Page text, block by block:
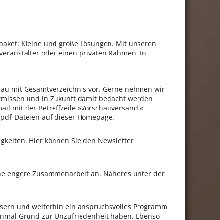
Kleine und große Lösungen. Mit unseren
oder einen privaten Rahmen. In
mit Gesamtverzeichnis vor. Gerne nehmen wir
und in Zukunft damit bedacht werden
mit der Betreffzeile »Vorschauversand.«
Dateien auf dieser Homepage.
Hier können Sie den Newsletter
engere Zusammenarbeit an. Näheres unter der
und weiterhin ein anspruchsvolles Programm
Grund zur Unzufriedenheit haben. Ebenso